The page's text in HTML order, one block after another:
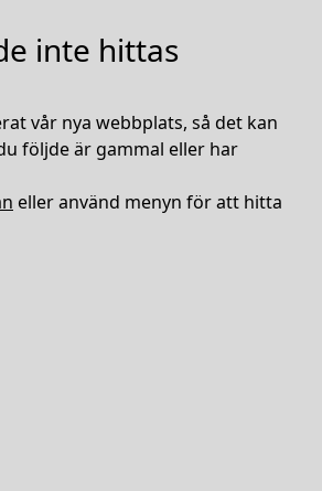
inte hittas
vår nya webbplats, så det kan
följde är gammal eller har
eller använd menyn för att hitta